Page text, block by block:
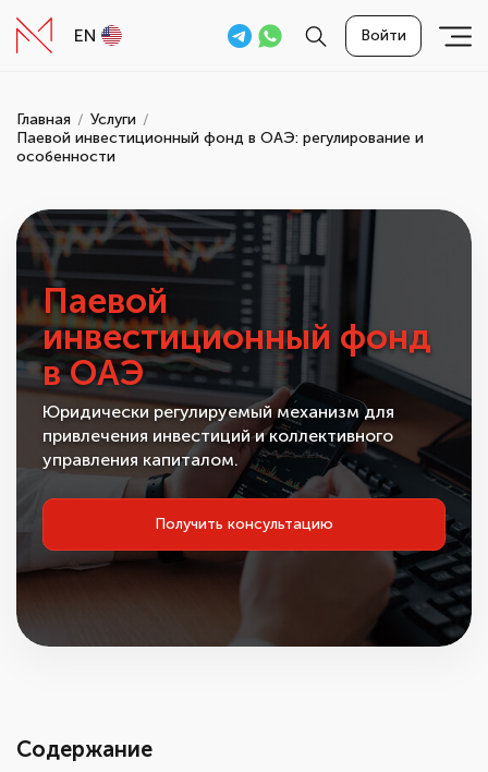
EN Войти
Главная
Услуги
Паевой инвестиционный фонд в ОАЭ: регулирование и
особенности
Паевой
инвестиционный фонд
в ОАЭ
Юридически регулируемый механизм для
привлечения инвестиций и коллективного
управления капиталом.
Получить консультацию
Содержание